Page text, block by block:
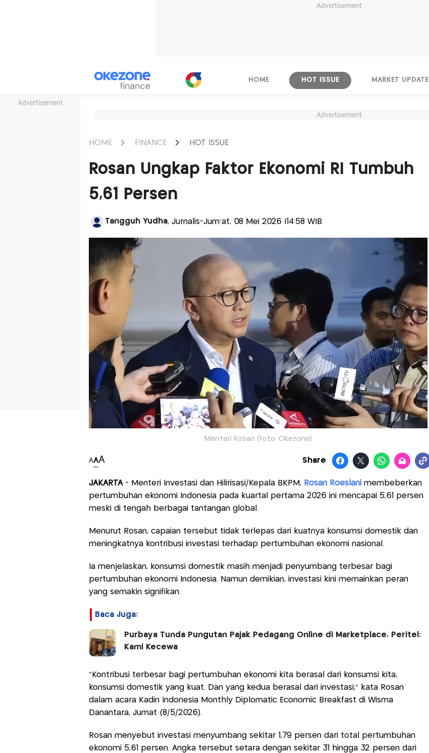
Advertisement
Advertisement
HOME HOT ISSUE MARKET UPDATE
Advertisement
HOME FINANCE HOT ISSUE
Rosan Ungkap Faktor Ekonomi RI Tumbuh
5,61 Persen
Tangguh Yudha, Jurnalis-Jum'at, 08 Mei 2026 |14:58 WIB
Menteri Rosan (Foto: Okezone)
AAA Share
JAKARTA- Menteri Investasi dan Hilirisasi/Kepala BKPM, Rosan Roeslanimembeberkan
pertumbuhan ekonomi Indonesia pada kuartal pertama 2026 ini mencapai 5,61 persen
meski di tengah berbagai tantangan global.
Menurut Rosan, capaian tersebut tidak terlepas dari kuatnya konsumsi domestik dan
meningkatnya kontribusi investasi terhadap pertumbuhan ekonomi nasional.
Ia menjelaskan, konsumsi domestik masih menjadi penyumbang terbesar bagi
pertumbuhan ekonomi Indonesia. Namun demikian, investasi kini memainkan peran
yang semakin signifikan.
Baca Juga:
Purbaya Tunda Pungutan Pajak Pedagang Online di Marketplace, Peritel:
Kami Kecewa
"Kontribusi terbesar bagi pertumbuhan ekonomi kita berasal dari konsumsi kita,
konsumsi domestik yang kuat. Dan yang kedua berasal dari investasi," kata Rosan
dalam acara Kadin Indonesia Monthly Diplomatic Economic Breakfast di Wisma
Danantara, Jumat (8/5/2026).
Rosan menyebut investasi menyumbang sekitar 1,79 persen dari total pertumbuhan
ekonomi 5,61 persen. Angka tersebut setara dengan sekitar 31 hingga 32 persen dari